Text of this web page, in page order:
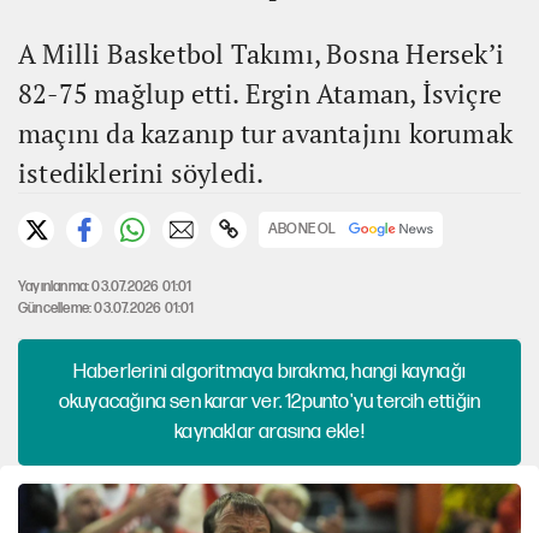
A Milli Basketbol Takımı, Bosna Hersek’i
82-75 mağlup etti. Ergin Ataman, İsviçre
maçını da kazanıp tur avantajını korumak
istediklerini söyledi.
ABONE OL
Yayınlanma: 03.07.2026 01:01
Güncelleme: 03.07.2026 01:01
Haberlerini algoritmaya bırakma, hangi kaynağı
okuyacağına sen karar ver. 12punto'yu tercih ettiğin
kaynaklar arasına ekle!